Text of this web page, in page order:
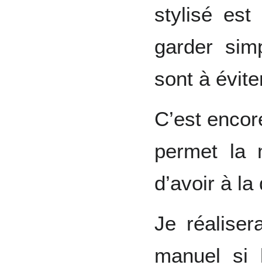
stylisé est
garder
sont à
C’est
permet la
d’avoir à
Je
manuel si